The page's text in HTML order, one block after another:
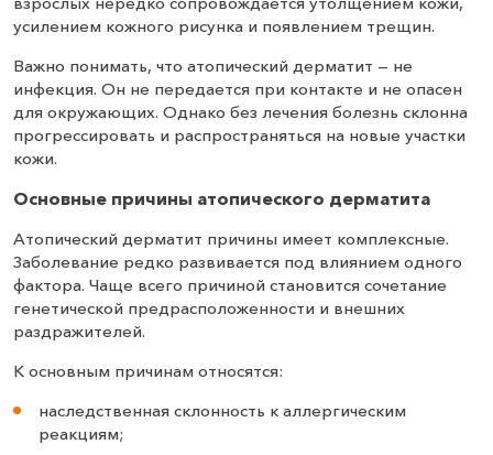
усилением кожного рисунка и появлением трещин.
Важно понимать, что атопический дерматит — не
инфекция. Он не передается при контакте и не опасен
для окружающих. Однако без лечения болезнь склонна
прогрессировать и распространяться на новые участки
кожи.
Основные причины атопического дерматита
Атопический дерматит причины имеет комплексные.
Заболевание редко развивается под влиянием одного
фактора. Чаще всего причиной становится сочетание
генетической предрасположенности и внешних
раздражителей.
К основным причинам относятся:
наследственная склонность к аллергическим
реакциям;